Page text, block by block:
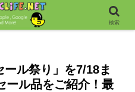
ル祭り」を7/18ま
ール品をご紹介！最
検索